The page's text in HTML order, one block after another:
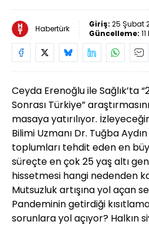
Habertürk Giriş: 25 Şubat
Güncelleme:
Ceyda Erenoğlu ile Sağlık’ta
Sonrası Türkiye”
masaya yatırılıyor.
Bilimi Uzmanı Dr. Tuğba
toplumları tehdit eden en
süreçte en çok 25 yaş altı
hissetmesi hangi nedenden
Mutsuzluk artışına yol açan
Pandeminin getirdiği
sorunlara yol açıyor? Halkın